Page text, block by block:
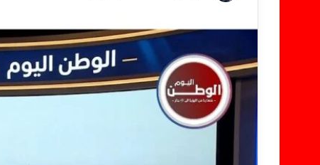
س
ل
ر
ي
د